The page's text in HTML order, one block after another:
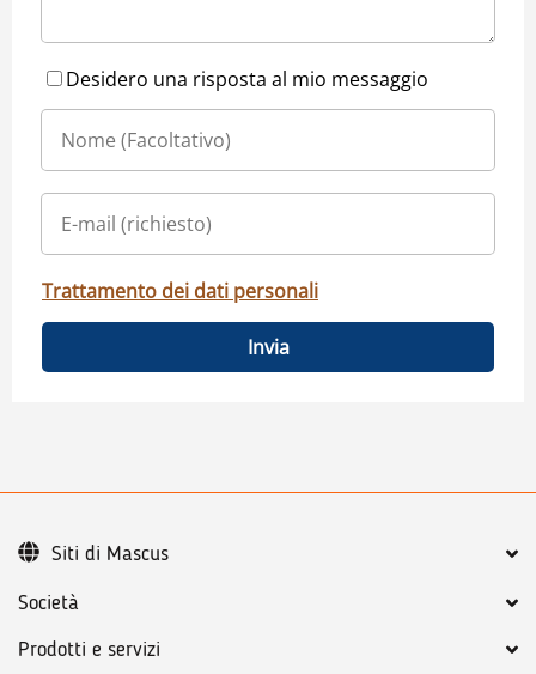
Desidero una risposta al mio messaggio
Trattamento dei dati personali
Invia
Società
Prodotti e servizi
Siti di Mascus